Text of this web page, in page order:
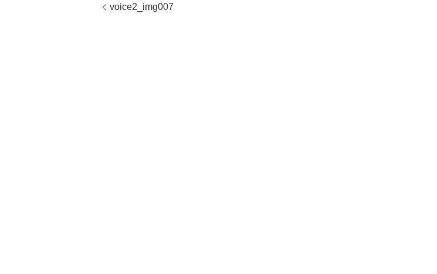
voice2_img007